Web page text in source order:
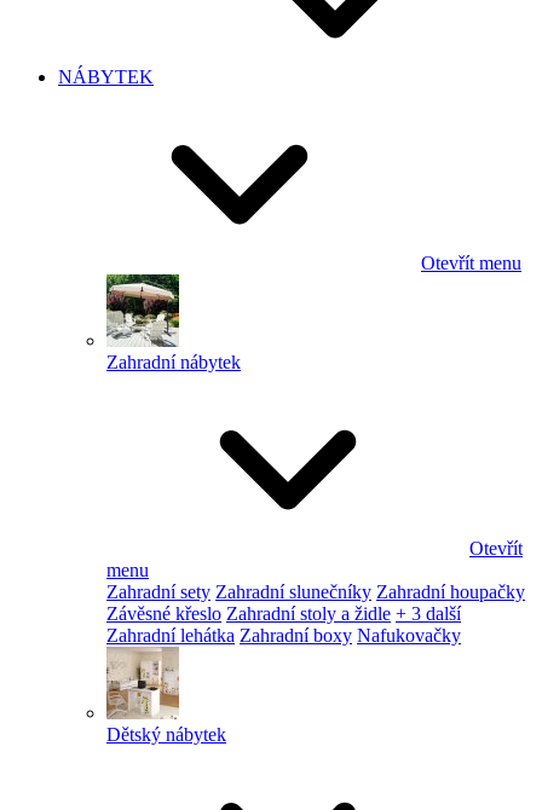
NÁBYTEK
Otevřít menu
Zahradní nábytek
Otevřít
menu
Zahradní sety Zahradní slunečníky Zahradní houpačky
Závěsné křeslo Zahradní stoly a židle + 3 další
Zahradní lehátka Zahradní boxy Nafukovačky
Dětský nábytek